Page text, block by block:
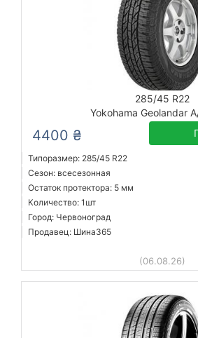
285/45 R22
Yokohama Geolandar
4400 ₴
Типоразмер: 285/45 R22
Сезон: всесезонная
Остаток протектора: 5 мм
Количество: 1шт
Город: Червоноград
Продавец: Шина365
(06.08.26)